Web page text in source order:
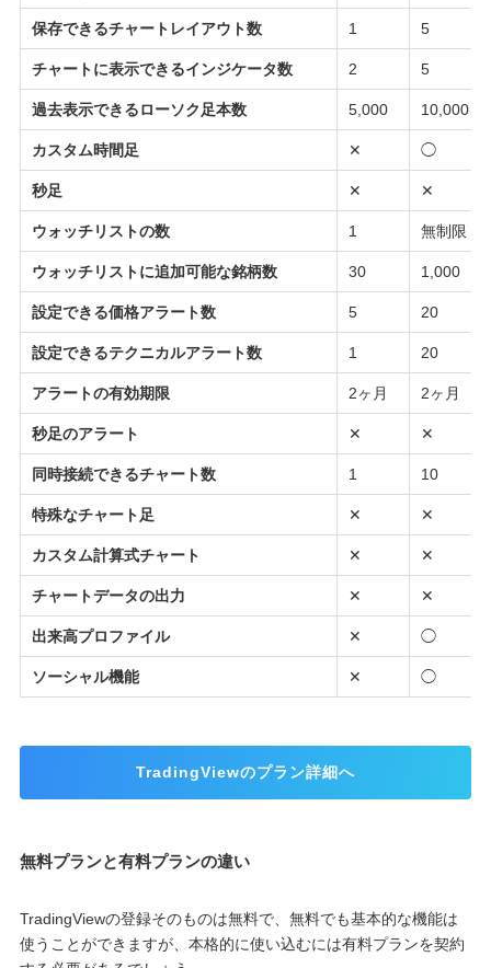
保存できるチャートレイアウト数 1 5
チャートに表示できるインジケータ数 2 5
過去表示できるローソク足本数 5,000 10,000
カスタム時間足 ✕ ◯
秒足 ✕ ✕
ウォッチリストの数 1 無制限
ウォッチリストに追加可能な銘柄数 30 1,000
設定できる価格アラート数 5 20
設定できるテクニカルアラート数 1 20
アラートの有効期限 2ヶ月 2ヶ月
秒足のアラート ✕ ✕
同時接続できるチャート数 1 10
特殊なチャート足 ✕ ✕
カスタム計算式チャート ✕ ✕
チャートデータの出力 ✕ ✕
出来高プロファイル ✕ ◯
ソーシャル機能 ✕ ◯
TradingViewのプラン詳細へ
無料プランと有料プランの違い
TradingViewの登録そのものは無料で、無料でも基本的な機能は
使うことができますが、本格的に使い込むには有料プランを契約